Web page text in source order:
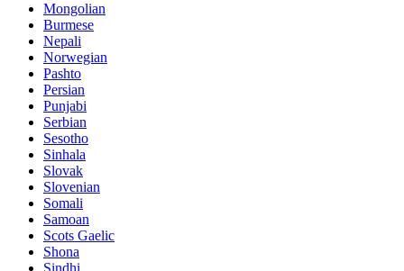
Mongolian
Burmese
Nepali
Norwegian
Pashto
Persian
Punjabi
Serbian
Sesotho
Sinhala
Slovak
Slovenian
Somali
Samoan
Scots Gaelic
Shona